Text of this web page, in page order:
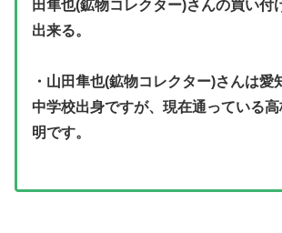
田隼也(鉱物コレクター)さんの買い付
出来る。
・山田隼也(鉱物コレクター)さんは愛
中学校出身ですが、現在通っている
明です。